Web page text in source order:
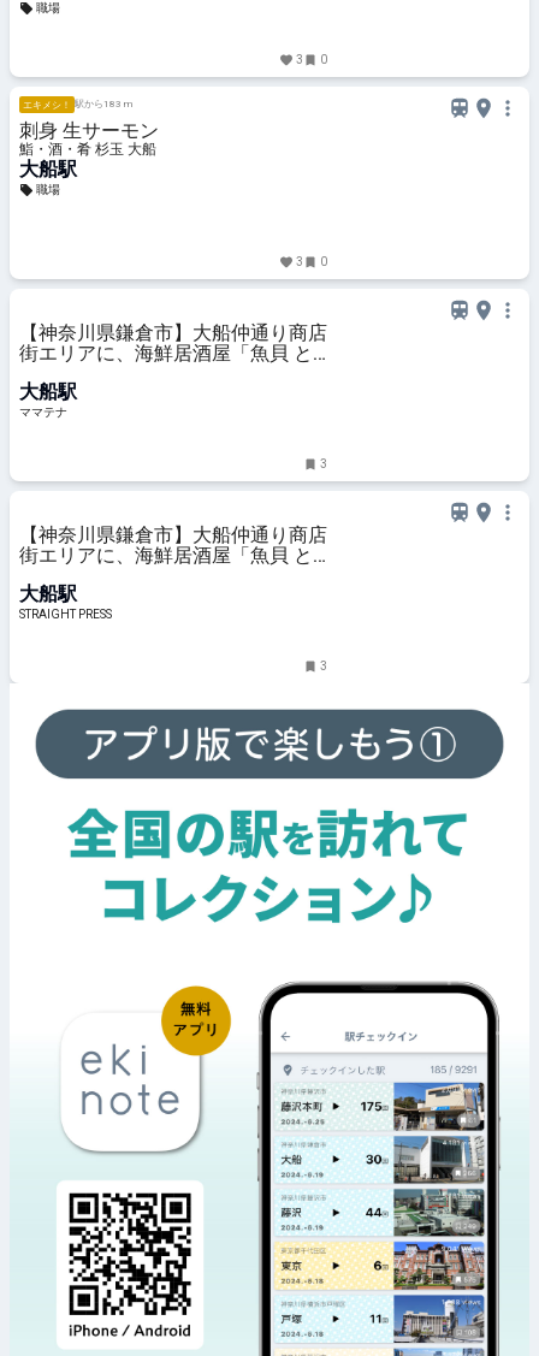
職場
3 0
エキメシ！ 駅から183 m
刺身 生サーモン
鮨・酒・肴 杉玉 大船
大船駅
職場
3 0
【神奈川県鎌倉市】大船仲通り商店
街エリアに、海鮮居酒屋「魚貝 と
ナ
大船駅
ママテナ
3
【神奈川県鎌倉市】大船仲通り商店
街エリアに、海鮮居酒屋「魚貝 と
大船駅
STRAIGHT PRESS
3